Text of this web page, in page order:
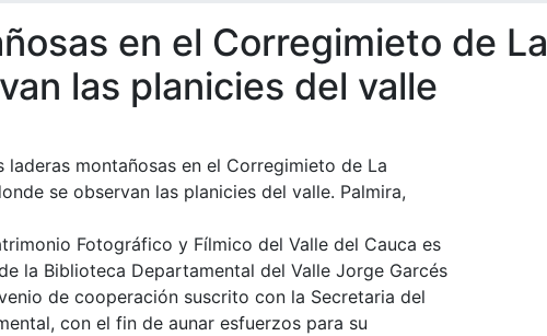
en el Corregimieto de La
las planicies del valle
laderas montañosas en el Corregimieto de La
se observan las planicies del valle. Palmira,
Fotográfico y Fílmico del Valle del Cauca es
la Biblioteca Departamental del Valle Jorge Garcés
de cooperación suscrito con la Secretaria del
con el fin de aunar esfuerzos para su